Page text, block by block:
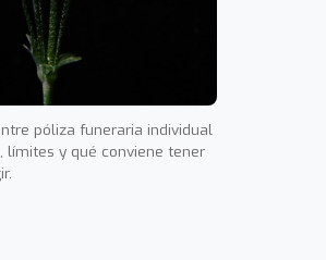
póliza funeraria individual
límites y qué conviene tener